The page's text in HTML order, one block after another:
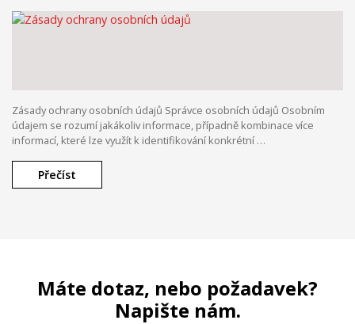
Zásady ochrany osobních údajů Správce osobních údajů Osobním
údajem se rozumí jakákoliv informace, případně kombinace více
informací, které lze využít k identifikování konkrétní …
Přečíst
Máte dotaz, nebo požadavek?
Napište nám.